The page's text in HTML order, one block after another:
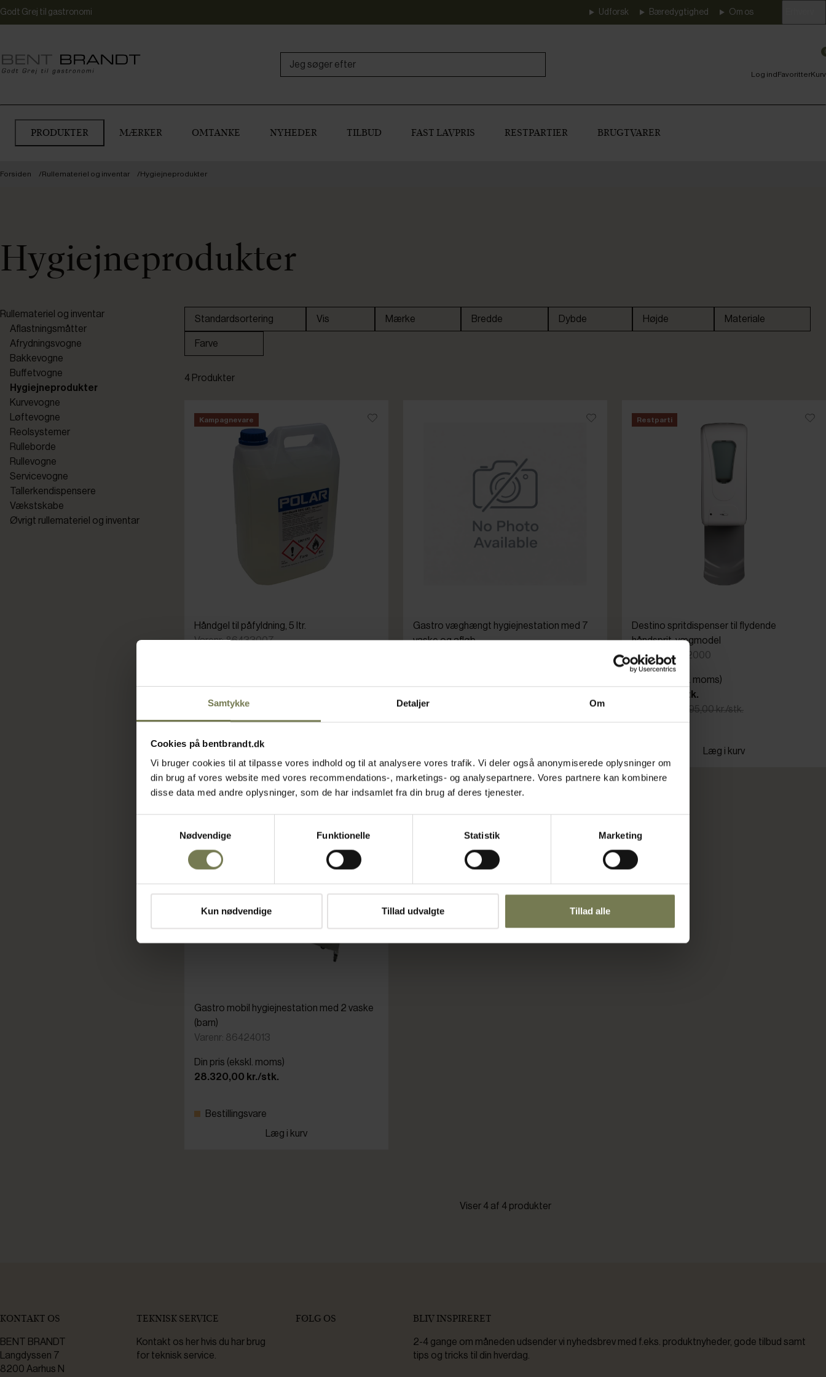
Samtykke Detaljer Om
Cookies på bentbrandt.dk
Vi bruger cookies til at tilpasse vores indhold og til at analysere vores trafik. Vi deler også anonymiserede oplysninger om
din brug af vores website med vores recommendations-, marketings- og analysepartnere. Vores partnere kan kombinere
disse data med andre oplysninger, som de har indsamlet fra din brug af deres tjenester.
Nødvendige
Funktionelle Statistik Marketing
Kun nødvendige Tillad udvalgte Tillad alle
Godt Grej til gastronomi Udforsk Bæredygtighed Om os
Log indFavoritterKurv
PRODUKTER MÆRKER OMTANKE NYHEDER TILBUD FAST LAVPRIS RESTPARTIER BRUGTVARER
Forsiden Rullemateriel og inventar Hygiejneprodukter
Hygiejneprodukter
Rullemateriel og inventar
Aflastningsmåtter
Afrydningsvogne
Bakkevogne
Buffetvogne
Hygiejneprodukter
Kurvevogne
Løftevogne
Reolsystemer
Rulleborde
Rullevogne
Servicevogne
Tallerkendispensere
Vækstskabe
Øvrigt rullemateriel og inventar
Standardsortering Vis Mærke Bredde Dybde Højde Materiale
Farve
4 Produkter
Kampagnevare
Håndgel til påfyldning, 5 ltr.
Varenr: 86433007
Normalpris: 599,00 kr./stk.
Gastro væghængt hygiejnestation med 7
vaske og afløb
Restparti
Destino spritdispenser til flydende
håndsprit, vægmodel
Varenr: 86442000
Din pris (ekskl. moms)
195,00 kr./stk.
Normalpris: 395,00 kr./stk.
Læg i kurv
Gastro mobil hygiejnestation med 2 vaske
(barn)
Varenr: 86424013
Din pris (ekskl. moms)
28.320,00 kr./stk.
Bestillingsvare
Læg i kurv
Viser 4 af 4 produkter
KONTAKT OS
BENT BRANDT
Langdyssen 7
8200 Aarhus N
TEKNISK SERVICE
Kontakt os her hvis du har brug
for teknisk service.
FØLG OS BLIV INSPIRERET
2-4 gange om måneden udsender vi nyhedsbrev med f.eks. produktnyheder, gode tilbud samt
tips og tricks til din hverdag.